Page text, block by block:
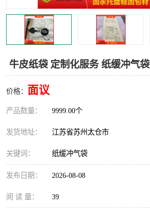
牛皮纸袋 定制化服务 纸缓冲气袋
价格： 面议
产品数量： 9999.00个
发货地址： 江苏省苏州太仓市
关键词： 纸缓冲气袋
发布日期： 2026-08-08
阅 读 量： 39